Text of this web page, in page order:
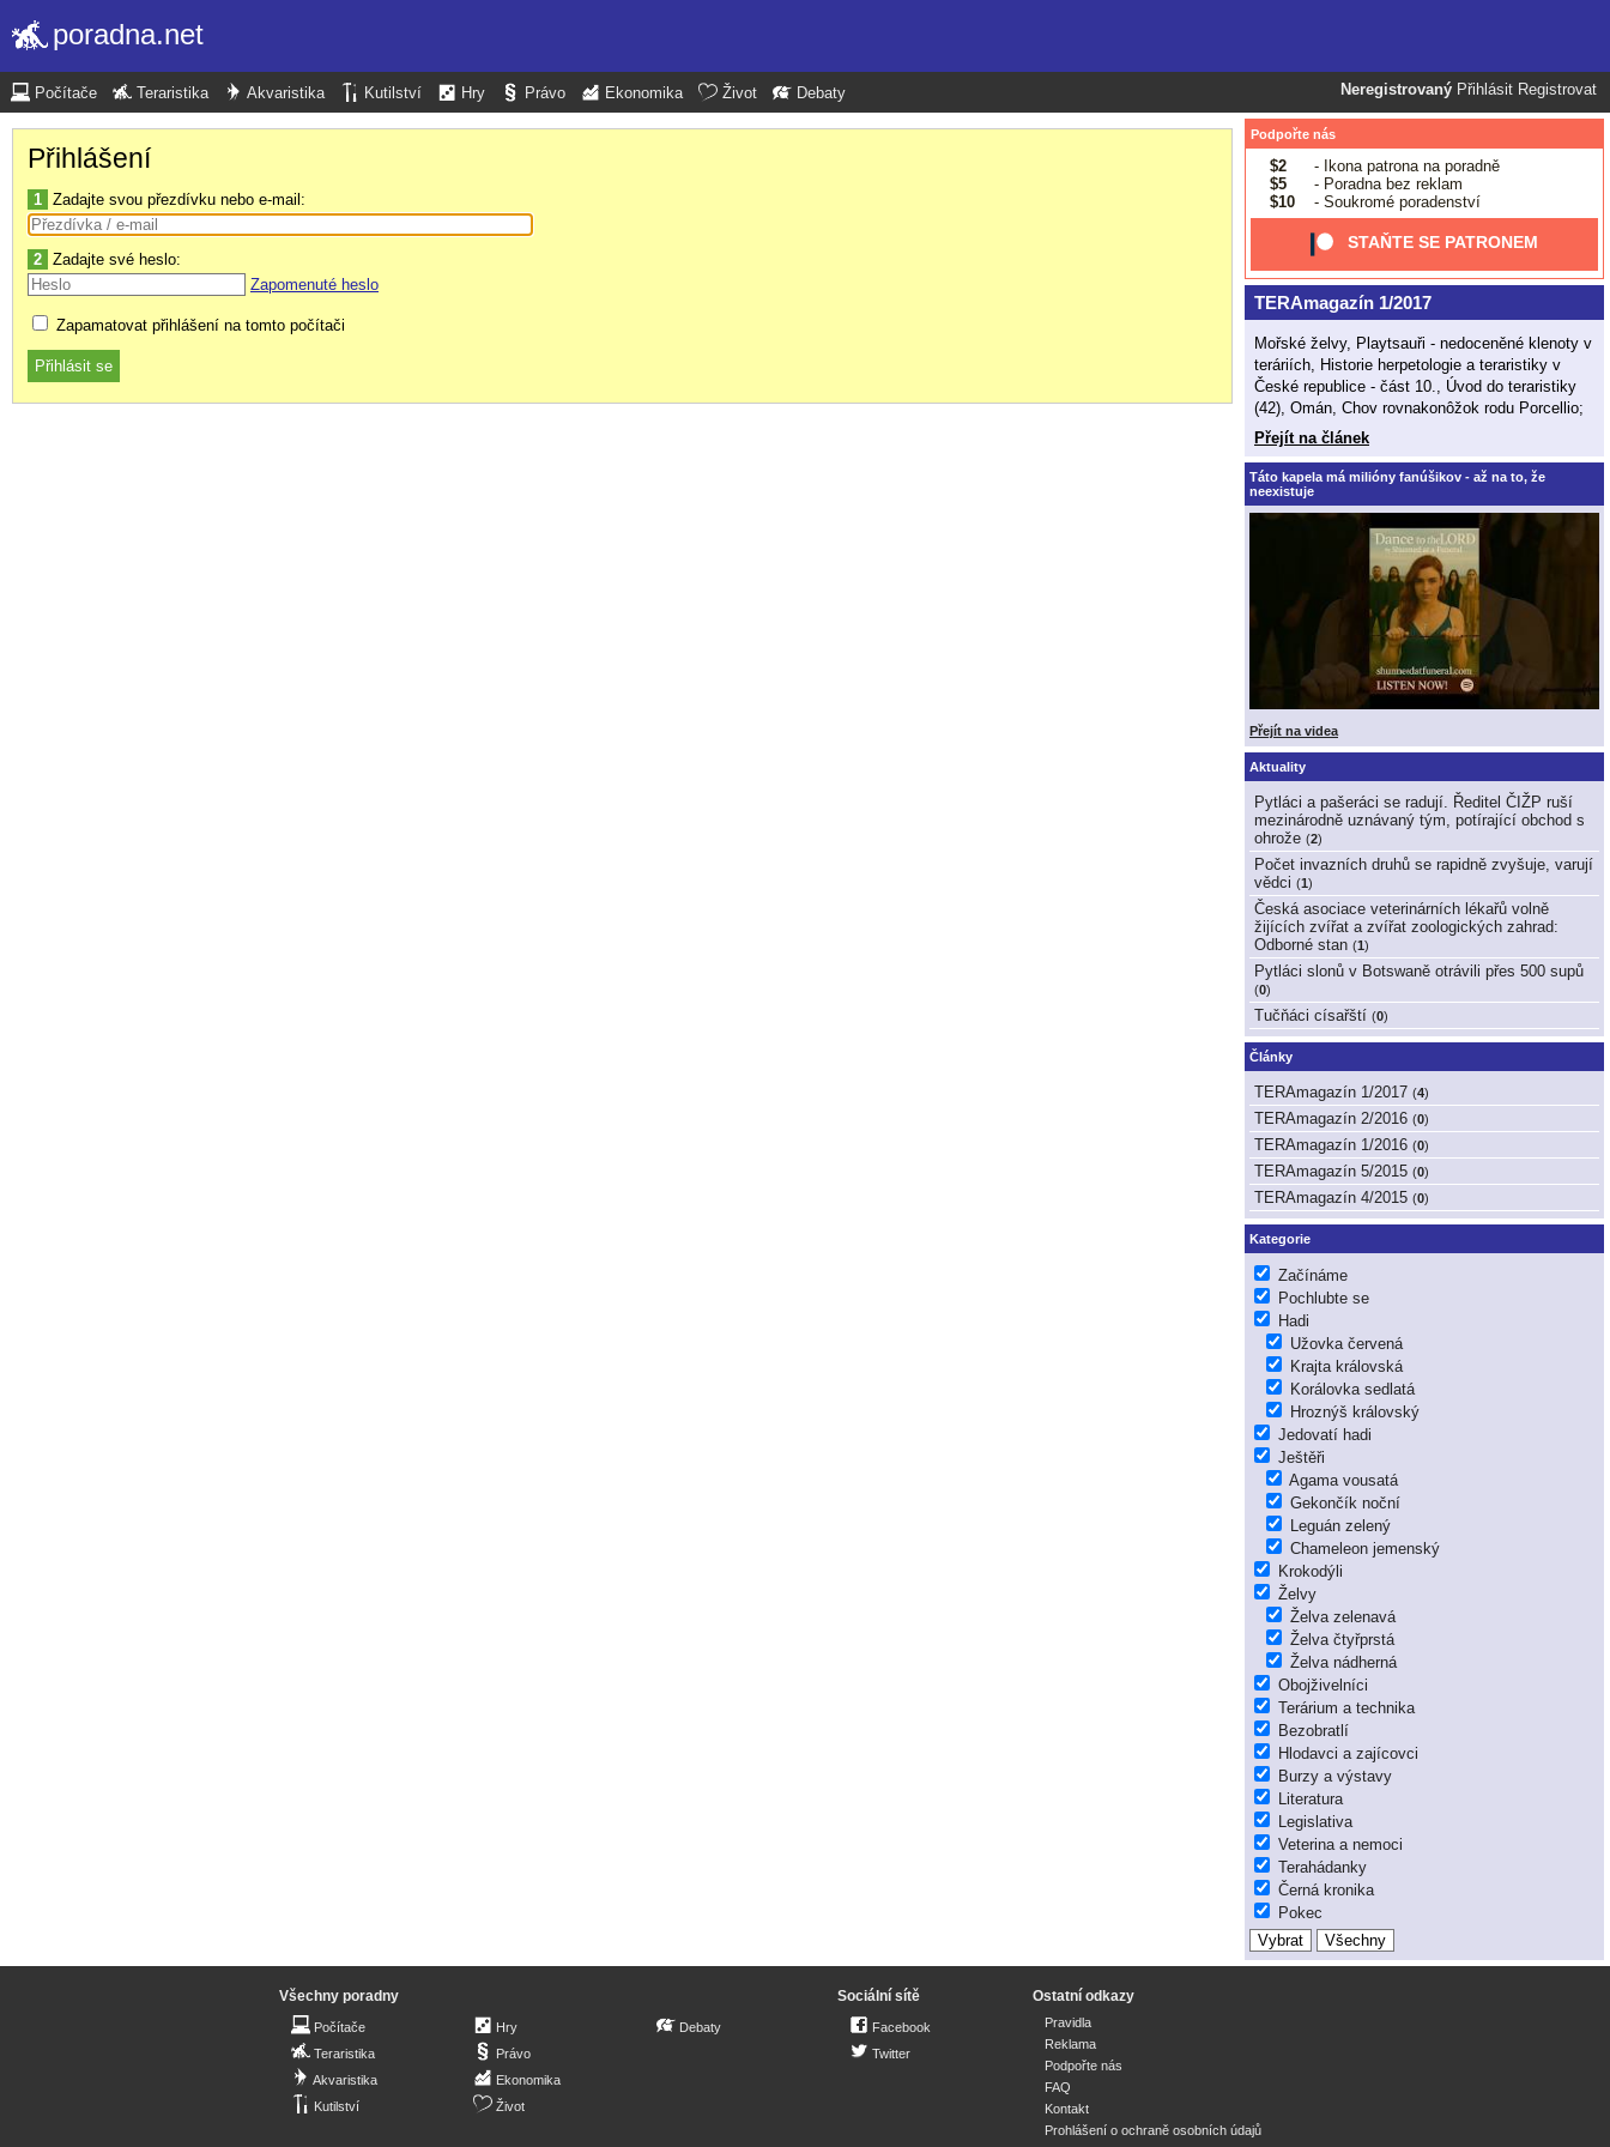
poradna.net
Neregistrovaný Přihlásit Registrovat
Počítače Teraristika Akvaristika Kutilství Hry Právo Ekonomika Život Debaty
Přihlášení
1 Zadajte svou přezdívku nebo e-mail:
2 Zadajte své heslo:
Zapomenuté heslo
Zapamatovat přihlášení na tomto počítači
Podpořte nás
$2
- Ikona patrona na poradně
$5
- Poradna bez reklam
$10
- Soukromé poradenství
STAŇTE SE PATRONEM
TERAmagazín 1/2017
Mořské želvy, Playtsauři - nedoceněné klenoty v
teráriích, Historie herpetologie a teraristiky v
České republice - část 10., Úvod do teraristiky
(42), Omán, Chov rovnakonôžok rodu Porcellio;
Přejít na článek
Táto kapela má milióny fanúšikov - až na to, že
neexistuje
Přejít na videa
Aktuality
Pytláci a pašeráci se radují. Ředitel ČIŽP ruší
mezinárodně uznávaný tým, potírající obchod s
ohrože (2)
Počet invazních druhů se rapidně zvyšuje, varují
vědci (1)
Česká asociace veterinárních lékařů volně
žijících zvířat a zvířat zoologických zahrad:
Odborné stan (1)
Pytláci slonů v Botswaně otrávili přes 500 supů
(0)
Tučňáci císařští (0)
Články
TERAmagazín 1/2017 (4)
TERAmagazín 2/2016 (0)
TERAmagazín 1/2016 (0)
TERAmagazín 5/2015 (0)
TERAmagazín 4/2015 (0)
Kategorie
Začínáme
Pochlubte se
Hadi
Užovka červená
Krajta královská
Korálovka sedlatá
Hroznýš královský
Jedovatí hadi
Ještěři
Agama vousatá
Gekončík noční
Leguán zelený
Chameleon jemenský
Krokodýli
Želvy
Želva zelenavá
Želva čtyřprstá
Želva nádherná
Obojživelníci
Terárium a technika
Bezobratlí
Hlodavci a zajícovci
Burzy a výstavy
Literatura
Legislativa
Veterina a nemoci
Terahádanky
Černá kronika
Pokec
Všechny poradny
Počítače
Teraristika
Akvaristika
Kutilství
Hry
Právo
Ekonomika
Život
Debaty
Sociální sítě
Facebook
Twitter
Ostatní odkazy
Pravidla
Reklama
Podpořte nás
FAQ
Kontakt
Prohlášení o ochraně osobních údajů